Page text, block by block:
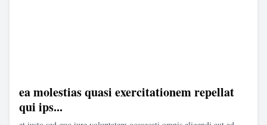
ea molestias quasi exercitationem repellat
qui ips...